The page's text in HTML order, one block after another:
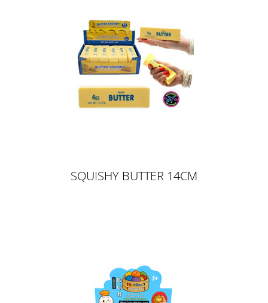
SQUISHY BUTTER 14CM